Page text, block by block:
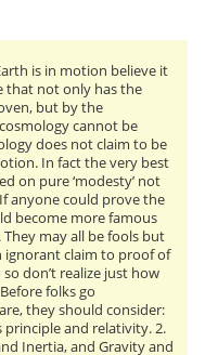
is in motion believe it
that not only has the
but by the
cannot be
does not claim to be
In fact the very best
on pure ‘modesty’ not
anyone could prove the
become more famous
may all be fools but
ignorant claim to proof of
don’t realize just how
folks go
they should consider:
principle and relativity. 2.
Inertia, and Gravity and